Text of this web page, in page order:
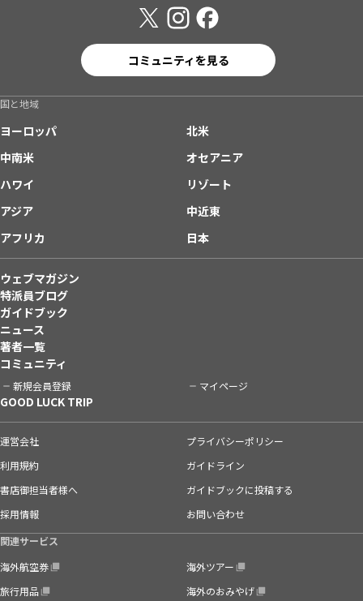
コミュニティを見る
国と地域
ヨーロッパ
北米
中南米
オセアニア
ハワイ
リゾート
アジア
中近東
アフリカ
日本
ウェブマガジン
特派員ブログ
ガイドブック
ニュース
著者一覧
コミュニティ
新規会員登録 マイページ
GOOD LUCK TRIP
運営会社
プライバシーポリシー
利用規約
ガイドライン
書店御担当者様へ
ガイドブックに投稿する
採用情報
お問い合わせ
関連サービス
海外航空券
海外ツアー
旅行用品
海外のおみやげ